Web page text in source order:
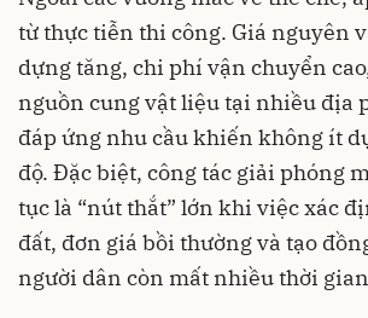
từ thực tiễn thi công. Giá nguyên
dựng tăng, chi phí vận chuyển
nguồn cung vật liệu tại nhiều địa
đáp ứng nhu cầu khiến không ít
độ. Đặc biệt, công tác giải phóng
tục là “nút thắt” lớn khi việc xác
đất, đơn giá bồi thường và tạo
người dân còn mất nhiều thời